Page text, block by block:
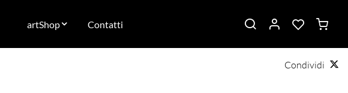
artShop Contatti
Condividi